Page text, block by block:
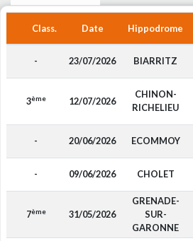
Class. Date Hippodrome
- 23/07/2026 BIARRITZ
3ème 12/07/2026
CHINON-
RICHELIEU
- 20/06/2026 ECOMMOY
- 09/06/2026 CHOLET
7ème 31/05/2026
GRENADE-
SUR-
GARONNE